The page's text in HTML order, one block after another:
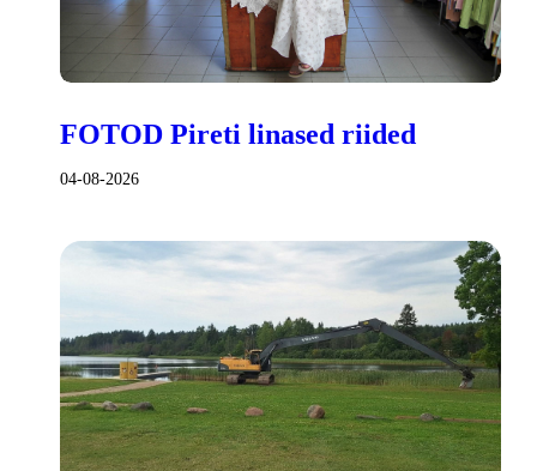
FOTOD Pireti linased riided
04-08-2026